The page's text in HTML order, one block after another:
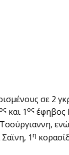
σε 2
και 1ος έφηβος
ενώ
1η